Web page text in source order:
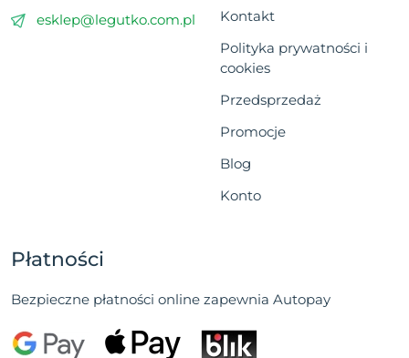
esklep@legutko.com.pl
Kontakt
Polityka prywatności i
cookies
Przedsprzedaż
Promocje
Blog
Konto
Płatności
Bezpieczne płatności online zapewnia Autopay